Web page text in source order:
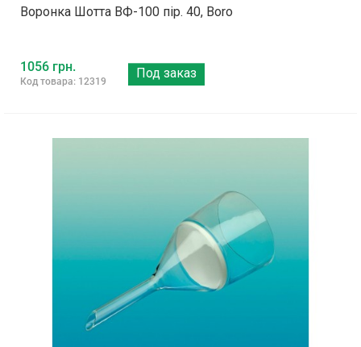
Воронка Шотта ВФ-100 пір. 40, Boro
1056 грн.
Код товара: 12319
Под заказ